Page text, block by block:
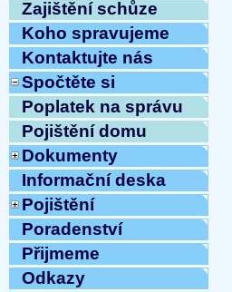
Zajištění schůze
Koho spravujeme
Kontaktujte nás
Spočtěte si
Poplatek na správu
Pojištění domu
Dokumenty
Informační deska
Pojištění
Poradenství
Přijmeme
Odkazy